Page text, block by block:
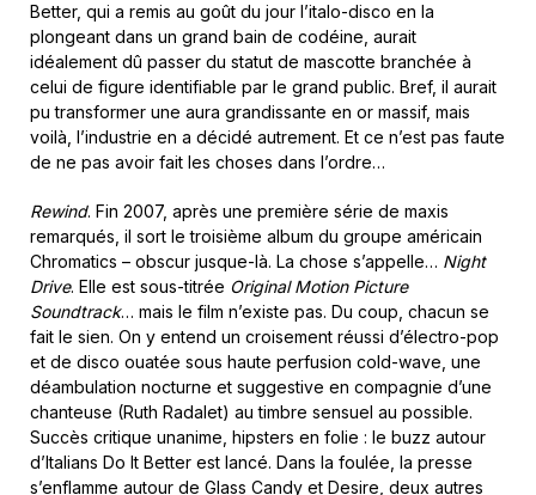
Better, qui a remis au goût du jour l’italo-disco en la
plongeant dans un grand bain de codéine, aurait
idéalement dû passer du statut de mascotte branchée à
celui de figure identifiable par le grand public. Bref, il aurait
pu transformer une aura grandissante en or massif, mais
voilà, l’industrie en a décidé autrement. Et ce n’est pas faute
de ne pas avoir fait les choses dans l’ordre…
Rewind. Fin 2007, après une première série de maxis
remarqués, il sort le troisième album du groupe américain
Chromatics – obscur jusque-là. La chose s’appelle… Night
Drive. Elle est sous-titrée Original Motion Picture
Soundtrack… mais le film n’existe pas. Du coup, chacun se
fait le sien. On y entend un croisement réussi d’électro-pop
et de disco ouatée sous haute perfusion cold-wave, une
déambulation nocturne et suggestive en compagnie d’une
chanteuse (Ruth Radalet) au timbre sensuel au possible.
Succès critique unanime, hipsters en folie : le buzz autour
d’Italians Do It Better est lancé. Dans la foulée, la presse
s’enflamme autour de Glass Candy et Desire, deux autres